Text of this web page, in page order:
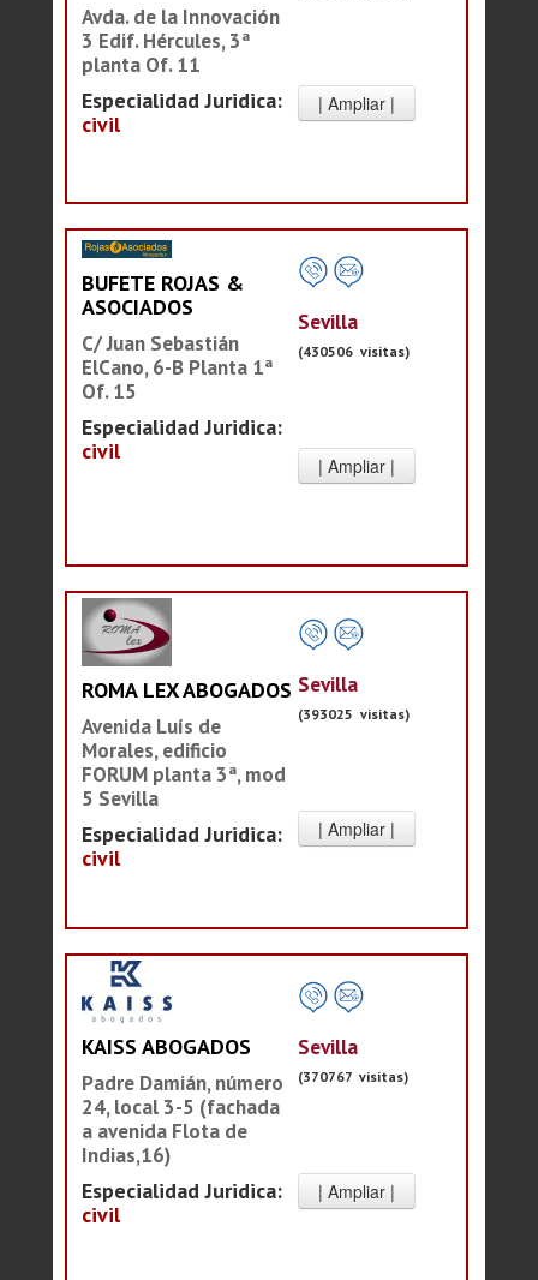
Avda. de la Innovación
3 Edif. Hércules, 3ª
planta Of. 11
Especialidad Juridica:
civil
BUFETE ROJAS &
ASOCIADOS
C/ Juan Sebastián
ElCano, 6-B Planta 1ª
Of. 15
Especialidad Juridica:
civil
Sevilla
(430506 visitas)
ROMA LEX ABOGADOS
Avenida Luís de
Morales, edificio
FORUM planta 3ª, mod
5 Sevilla
Especialidad Juridica:
civil
Sevilla
(393025 visitas)
KAISS ABOGADOS
Padre Damián, número
24, local 3-5 (fachada
a avenida Flota de
Indias,16)
Especialidad Juridica:
civil
Sevilla
(370767 visitas)